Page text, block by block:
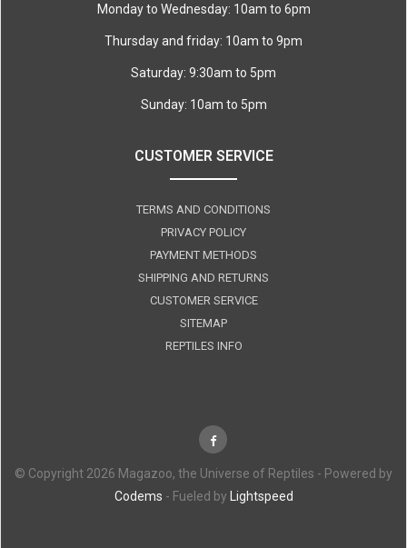
Monday to Wednesday: 10am to 6pm
Thursday and friday: 10am to 9pm
Saturday: 9:30am to 5pm
Sunday: 10am to 5pm
CUSTOMER SERVICE
TERMS AND CONDITIONS
PRIVACY POLICY
PAYMENT METHODS
SHIPPING AND RETURNS
CUSTOMER SERVICE
SITEMAP
REPTILES INFO
© Copyright 2026 Magazoo, the Universe of Reptiles - Powered by
Codems - Fueled by Lightspeed